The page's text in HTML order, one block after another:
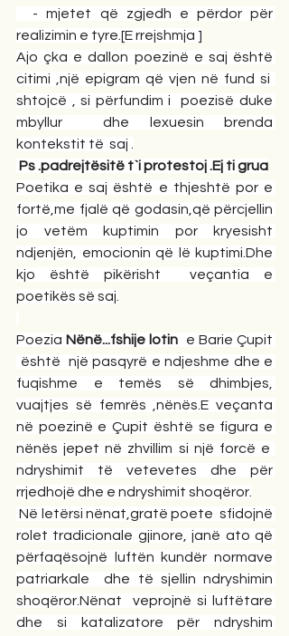
- mjetet që zgjedh e përdor për
realizimin e tyre.[E rrejshmja ]
Ajo çka e dallon poezinë e saj është
citimi ,një epigram që vjen në fund si
shtojcë , si përfundim i  poezisë duke
mbyllur  dhe lexuesin brenda
kontekstit të  saj .
Ps .padrejtësitë t`i protestoj .Ej ti grua
Poetika e saj është e thjeshtë por e
fortë,me fjalë që godasin,që përcjellin
jo vetëm kuptimin por kryesisht
ndjenjën, emocionin që lë kuptimi.Dhe
kjo është pikërisht  veçantia e
poetikës së saj.
Poezia Nënë...fshije lotin e Barie Çupit
është  një pasqyrë e ndjeshme dhe e
fuqishme e temës së dhimbjes,
vuajtjes së femrës ,nënës.E veçanta
në poezinë e Çupit është se figura e
nënës jepet në zhvillim si një forcë e
ndryshimit
të vetevetes dhe për
rrjedhojë dhe e ndryshimit shoqëror.
Në letërsi nënat,gratë poete  sfidojnë
rolet tradicionale gjinore, janë ato që
përfaqësojnë luftën kundër normave
patriarkale  dhe të sjellin ndryshimin
shoqëror.Nënat  veprojnë si luftëtare
dhe si katalizatore për ndryshim